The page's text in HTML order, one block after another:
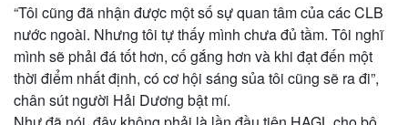
“Tôi cũng đã nhận được một số sự quan tâm của các CLB
nước ngoài. Nhưng tôi tự thấy mình chưa đủ tầm. Tôi nghĩ
mình sẽ phải đá tốt hơn, cố gắng hơn và khi đạt đến một
thời điểm nhất định, có cơ hội sáng sủa tôi cũng sẽ ra đi”,
chân sút người Hải Dương bật mí.